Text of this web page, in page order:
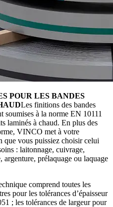
POUR LES BANDES
Les finitions des bandes
soumises à la norme EN 10111
laminés à chaud. En plus des
VINCO met à votre
que vous puissiez choisir celui
: laitonnage, cuivrage,
prélaquage ou laquage
comprend toutes les
pour les tolérances d’épaisseur
; les tolérances de largeur pour